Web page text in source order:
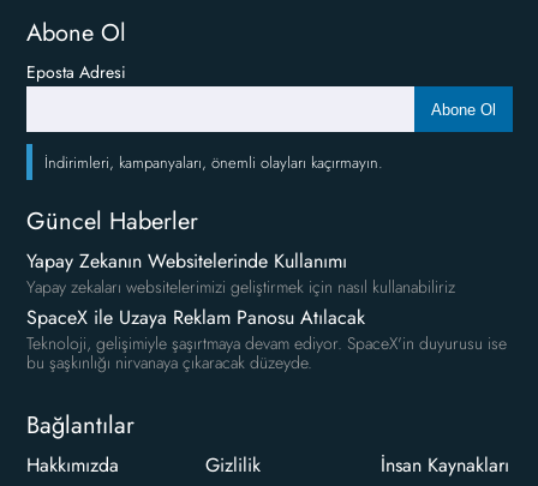
Abone Ol
Eposta Adresi
Abone Ol
İndirimleri, kampanyaları, önemli olayları kaçırmayın.
Güncel Haberler
Yapay Zekanın Websitelerinde Kullanımı
Yapay zekaları websitelerimizi geliştirmek için nasıl kullanabiliriz
SpaceX ile Uzaya Reklam Panosu Atılacak
Teknoloji, gelişimiyle şaşırtmaya devam ediyor. SpaceX'in duyurusu ise
bu şaşkınlığı nirvanaya çıkaracak düzeyde.
Bağlantılar
Hakkımızda
Gizlilik
İnsan Kaynakları